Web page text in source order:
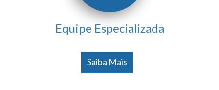
Equipe Especializada
Saiba Mais